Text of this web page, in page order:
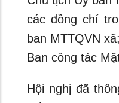
các đồng chí
ban MTTQVN
Ban công tác
Hội nghị đã